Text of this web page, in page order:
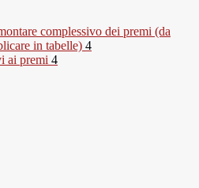
complessivo dei premi (da
in tabelle) 4
ai premi 4